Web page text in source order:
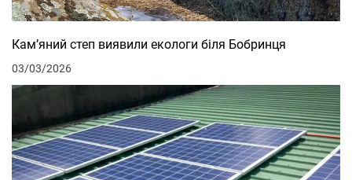
Кам’яний степ виявили екологи біля Бобринця
03/03/2026